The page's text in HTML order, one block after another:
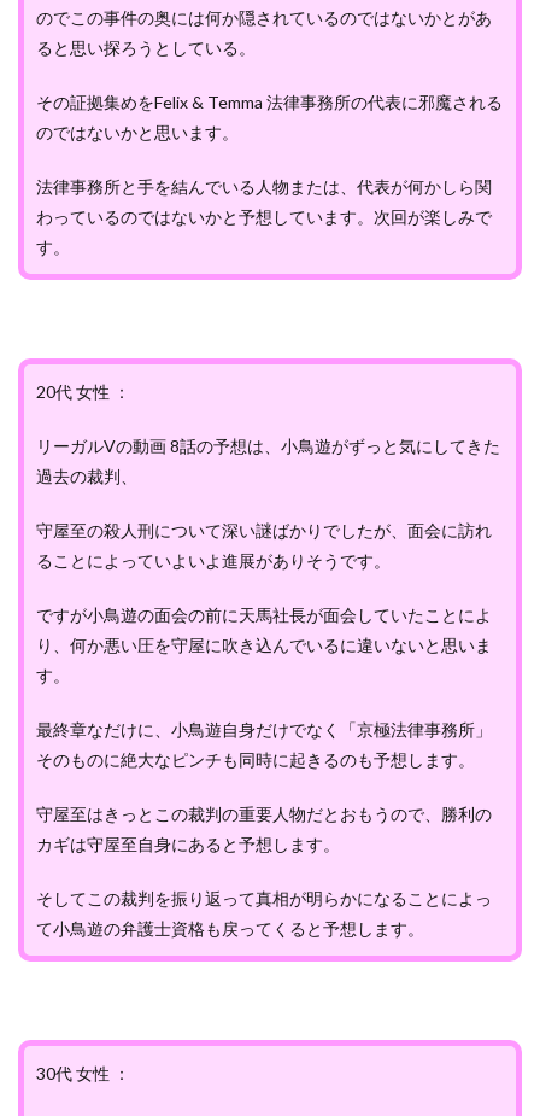
のでこの事件の奥には何か隠されているのではないかとがあ
ると思い探ろうとしている。
その証拠集めをFelix & Temma 法律事務所の代表に邪魔される
のではないかと思います。
法律事務所と手を結んでいる人物または、代表が何かしら関
わっているのではないかと予想しています。次回が楽しみで
す。
20代 女性 ：
リーガルVの動画 8話の予想は、小鳥遊がずっと気にしてきた
過去の裁判、
守屋至の殺人刑について深い謎ばかりでしたが、面会に訪れ
ることによっていよいよ進展がありそうです。
ですが小鳥遊の面会の前に天馬社長が面会していたことによ
り、何か悪い圧を守屋に吹き込んでいるに違いないと思いま
す。
最終章なだけに、小鳥遊自身だけでなく「京極法律事務所」
そのものに絶大なピンチも同時に起きるのも予想します。
守屋至はきっとこの裁判の重要人物だとおもうので、勝利の
カギは守屋至自身にあると予想します。
そしてこの裁判を振り返って真相が明らかになることによっ
て小鳥遊の弁護士資格も戻ってくると予想します。
30代 女性 ：